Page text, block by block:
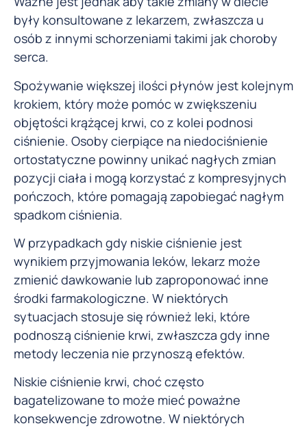
były konsultowane z lekarzem, zwłaszcza u
osób z innymi schorzeniami takimi jak choroby
serca.
Spożywanie większej ilości płynów jest kolejnym
krokiem, który może pomóc w zwiększeniu
objętości krążącej krwi, co z kolei podnosi
ciśnienie. Osoby cierpiące na niedociśnienie
ortostatyczne powinny unikać nagłych zmian
pozycji ciała i mogą korzystać z kompresyjnych
pończoch, które pomagają zapobiegać nagłym
spadkom ciśnienia.
W przypadkach gdy niskie ciśnienie jest
wynikiem przyjmowania leków, lekarz może
zmienić dawkowanie lub zaproponować inne
środki farmakologiczne. W niektórych
sytuacjach stosuje się również leki, które
podnoszą ciśnienie krwi, zwłaszcza gdy inne
metody leczenia nie przynoszą efektów.
Niskie ciśnienie krwi, choć często
bagatelizowane to może mieć poważne
konsekwencje zdrowotne. W niektórych